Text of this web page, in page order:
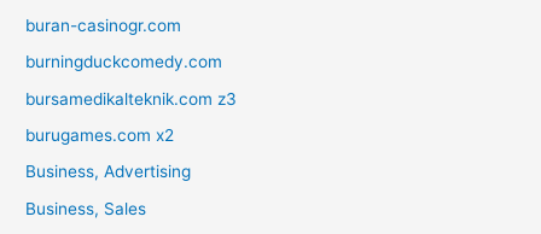
buran-casinogr.com
burningduckcomedy.com
bursamedikalteknik.com z3
burugames.com x2
Business, Advertising
Business, Sales